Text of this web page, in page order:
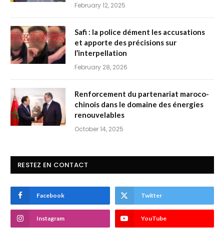
February 12, 2025
Safi : la police dément les accusations
et apporte des précisions sur
l’interpellation
February 28, 2026
Renforcement du partenariat maroco-
chinois dans le domaine des énergies
renouvelables
October 14, 2025
RESTEZ EN CONTACT
Facebook Twitter
Instagram YouTube